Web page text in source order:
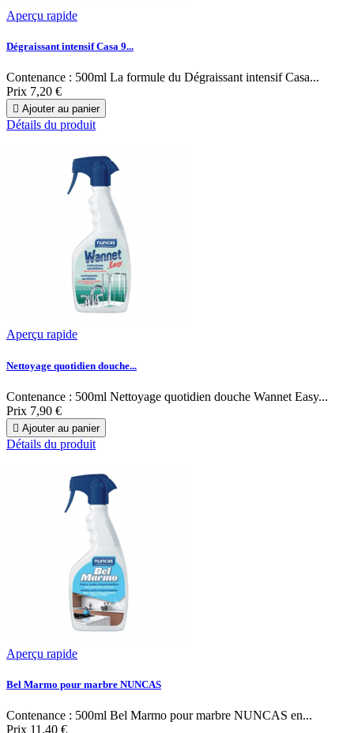
Aperçu rapide
Dégraissant intensif Casa 9...
Contenance : 500ml La formule du Dégraissant intensif Casa...
Prix 7,20 €
 Ajouter au panier
Détails du produit
Aperçu rapide
Nettoyage quotidien douche...
Contenance : 500ml Nettoyage quotidien douche Wannet Easy...
Prix 7,90 €
 Ajouter au panier
Détails du produit
Aperçu rapide
Bel Marmo pour marbre NUNCAS
Contenance : 500ml Bel Marmo pour marbre NUNCAS en...
Prix 11,40 €